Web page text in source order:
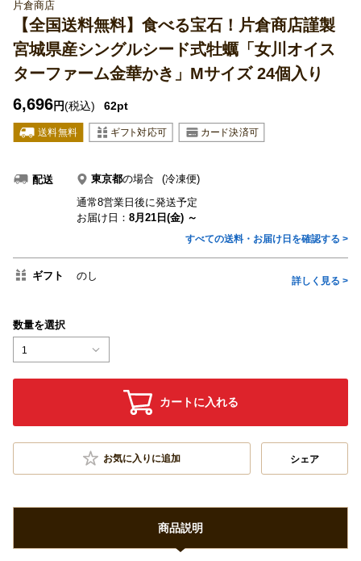
片倉商店
【全国送料無料】食べる宝石！片倉商店謹製
宮城県産シングルシード式牡蠣「女川オイス
ターファーム金華かき」Mサイズ 24個入り
6,696円(税込) 62pt
配送 東京都の場合
(冷凍便)
通常8営業日後に発送予定
お届け日： 8月21日(金) ～
すべての送料・お届け日を確認する >
ギフト のし 詳しく見る >
数量を選択
1
カートに入れる
お気に入りに追加 シェア
商品説明